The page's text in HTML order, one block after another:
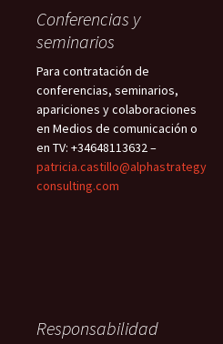
Conferencias y
seminarios
Para contratación de
conferencias, seminarios,
apariciones y colaboraciones
en Medios de comunicación o
en TV: +34648113632 –
patricia.castillo@alphastrategy
consulting.com
Responsabilidad